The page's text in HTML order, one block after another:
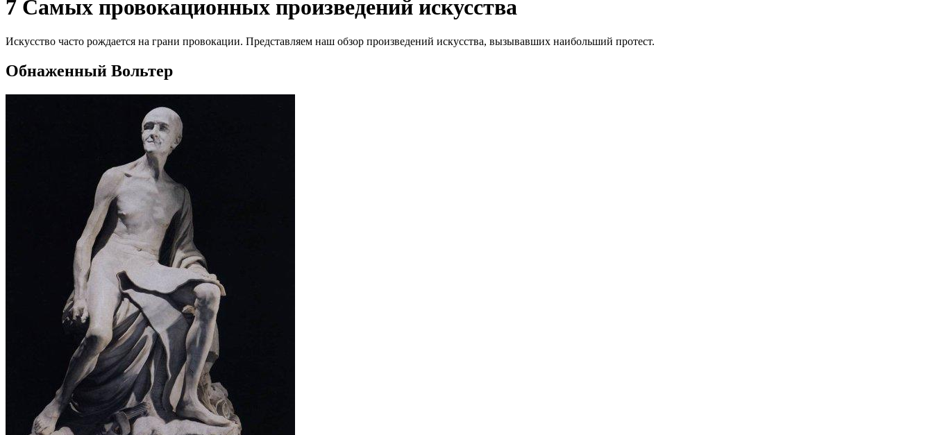
7 Самых провокационных произведений искусства
Искусство часто рождается на грани провокации. Представляем наш обзор произведений искусства, вызывавших наибольший протест.
Обнаженный Вольтер